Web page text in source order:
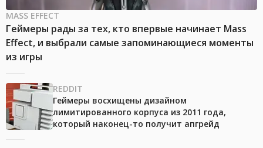
MASS EFFECT
Геймеры рады за тех, кто впервые начинает Mass
Effect, и выбрали самые запоминающиеся моменты
из игры
REDDIT
Геймеры восхищены дизайном
лимитированного корпуса из 2011 года,
который наконец-то получит апгрейд